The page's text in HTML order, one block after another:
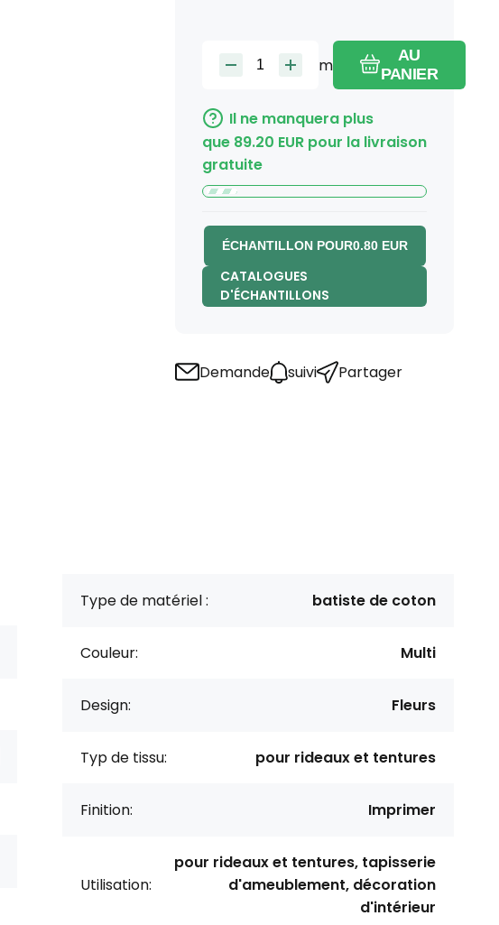
m
AU
PANIER
Il ne manquera plus
que 89.20 EUR pour la livraison
gratuite
ÉCHANTILLON POUR0.80 EUR
CATALOGUES
D'ÉCHANTILLONS
Demande suivi Partager
Type de matériel : batiste de coton
Couleur: Multi
Design: Fleurs
Typ de tissu: pour rideaux et tentures
Finition: Imprimer
Utilisation:
pour rideaux et tentures, tapisserie
d'ameublement, décoration
d'intérieur